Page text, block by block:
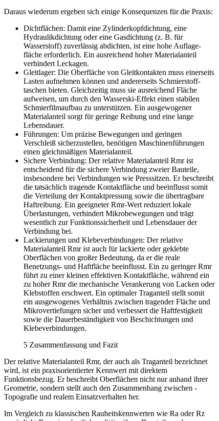
Daraus wiederum ergeben sich einige Konsequenzen für die Praxis:
Dichtflächen: Damit eine Zylinderkopfdichtung, eine
Hydraulikdichtung oder eine Gasdichtung (z. B. für
Wasserstoff) zuverlässig abdichten, ist eine hohe Auflage­
fläche erforderlich. Ein ausreichend hoher Materialanteil
verhindert Leckagen.
Gleitlager: Die Oberfläche von Gleitkontak­ten muss einerseits
Lasten aufnehmen können und andererseits Schmierstoff­
taschen bieten. Gleichzeitig muss sie ausreichend Fläche
aufweisen, um durch den Wasserski-Effekt einen stabilen
Schmierfilmaufbau zu unterstützen. Ein ausgewogener
Materialanteil sorgt für geringe Reibung und eine lange
Lebensdauer.
Führungen: Um präzise Bewegungen und geringen
Verschleiß sicherzustellen, benötigen Maschinenführungen
einen gleich­mäßigen Materialanteil.
Sichere Verbindung: Der relative Materialanteil Rmr ist
entscheidend für die sichere Verbindung zweier Bauteile,
insbesondere bei Verbindungen wie Presssitzen. Er beschreibt
die tatsächlich tragende Kontaktfläche und beeinflusst somit
die Verteilung der Kontaktpressung sowie die übertragbare
Haftreibung. Ein geeigneter Rmr-Wert reduziert lokale
Überlastungen, verhindert Mikrobewegungen und trägt
wesentlich zur Funktionssicherheit und Lebensdauer der
Verbindung bei.
Lackierungen und Klebeverbindungen: Der relative
Materialanteil Rmr ist auch für lackierte oder geklebte
Oberflächen von großer Bedeutung, da er die reale
Benetzungs- und Haftfläche beeinflusst. Ein zu geringer Rmr
führt zu einer kleinen effektiven Kontaktfläche, während ein
zu hoher Rmr die mechanische Verankerung von Lacken oder
Klebstoffen erschwert. Ein optimaler Traganteil stellt somit
ein ausgewogenes Verhältnis zwischen tragender Fläche und
Mikrovertiefungen sicher und verbessert die Haftfestigkeit
sowie die Dauerbeständigkeit von Beschichtungen und
Klebeverbindungen.
5 Zusammenfassung und Fazit
Der relative Materialanteil Rmr, der auch als Traganteil bezeichnet
wird, ist ein praxisorientierter Kennwert mit direktem
Funktionsbezug. Er beschreibt Oberflächen nicht nur anhand ihrer
Geometrie, sondern stellt auch den Zusammenhang zwischen ­
Topografie und realem Einsatzverhalten her.
Im Vergleich zu klassischen Rauheitskennwerten wie Ra oder Rz